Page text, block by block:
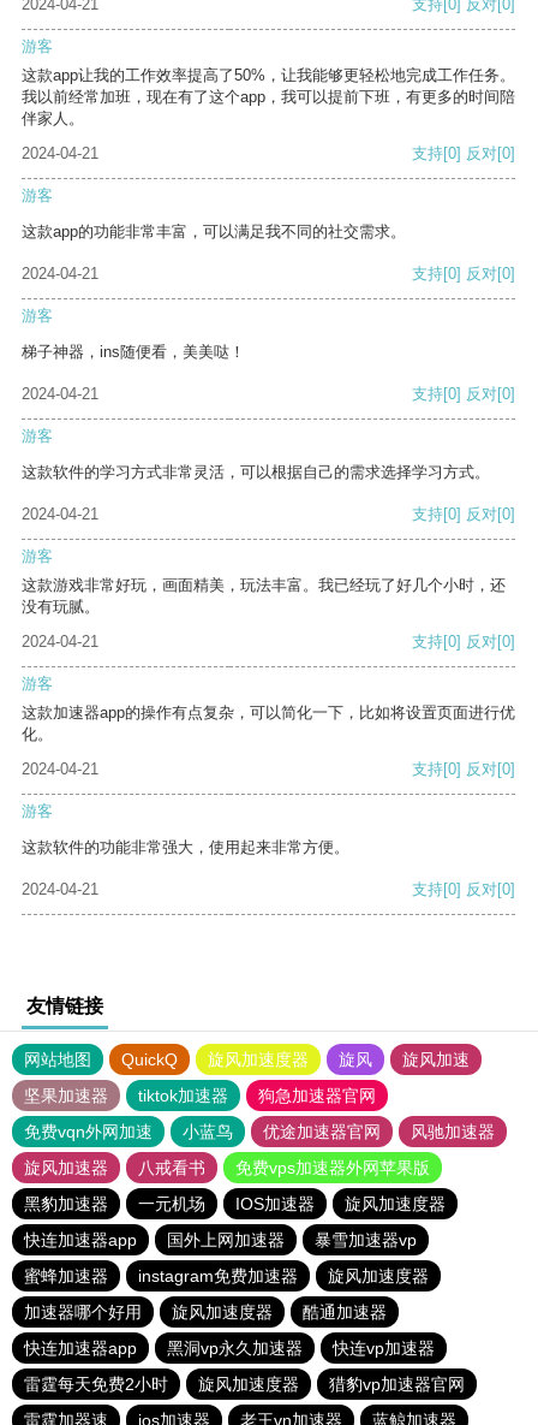
2024-04-21 支持[0] 反对[0]
游客
这款app让我的工作效率提高了50%，让我能够更轻松地完成工作任务。
我以前经常加班，现在有了这个app，我可以提前下班，有更多的时间陪
伴家人。
2024-04-21
支持[0] 反对[0]
游客
这款app的功能非常丰富，可以满足我不同的社交需求。
2024-04-21 支持[0] 反对[0]
游客
梯子神器，ins随便看，美美哒！
2024-04-21 支持[0] 反对[0]
游客
这款软件的学习方式非常灵活，可以根据自己的需求选择学习方式。
2024-04-21 支持[0] 反对[0]
游客
这款游戏非常好玩，画面精美，玩法丰富。我已经玩了好几个小时，还
没有玩腻。
2024-04-21
支持[0] 反对[0]
游客
这款加速器app的操作有点复杂，可以简化一下，比如将设置页面进行优
化。
2024-04-21
支持[0] 反对[0]
游客
这款软件的功能非常强大，使用起来非常方便。
2024-04-21 支持[0] 反对[0]
友情链接
网站地图 QuickQ 旋风加速度器 旋风
旋风加速
坚果加速器
tiktok加速器
狗急加速器官网
免费vqn外网加速
小蓝鸟 优途加速器官网
风驰加速器
旋风加速器
八戒看书
免费vps加速器外网苹果版
黑豹加速器
一元机场 IOS加速器
旋风加速度器
快连加速器app
国外上网加速器
暴雪加速器vp
蜜蜂加速器
instagram免费加速器
旋风加速度器
加速器哪个好用
旋风加速度器
酷通加速器
快连加速器app
黑洞vp永久加速器
快连vp加速器
雷霆每天免费2小时
旋风加速度器
猎豹vp加速器官网
雷霆加器速
ios加速器 老王vn加速器 蓝鲸加速器